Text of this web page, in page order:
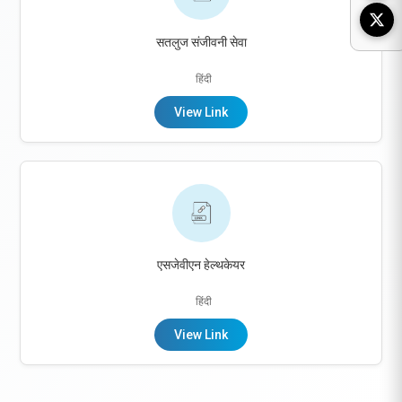
सतलुज संजीवनी सेवा
हिंदी
View Link
एसजेवीएन हेल्थकेयर
हिंदी
View Link